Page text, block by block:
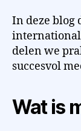
In deze blog
delen we
succesvol
Wat is